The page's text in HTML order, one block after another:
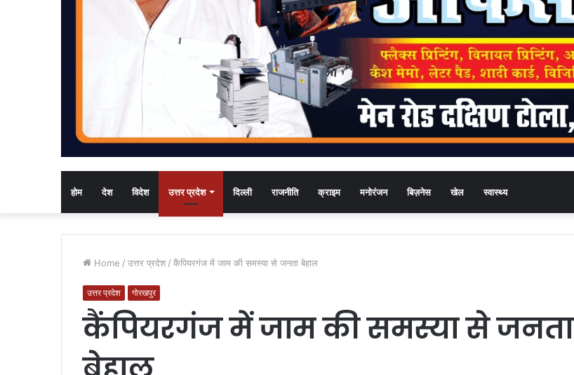
होम देश विदेश उत्तर प्रदेश दिल्ली राजनीति क्राइम मनोरंजन बिज़नेस खेल स्वास्थ्य
Home / उत्तर प्रदेश / कैंपियरगंज में जाम की समस्या से जनता बेहाल
उत्तर प्रदेश गोरखपुर
कैंपियरगंज में जाम की समस्या से जनता